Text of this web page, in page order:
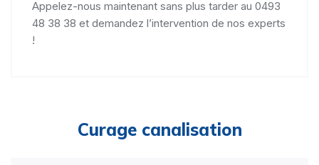
Appelez-nous maintenant sans plus tarder au 0493
48 38 38 et demandez l’intervention de nos experts
!
Curage canalisation